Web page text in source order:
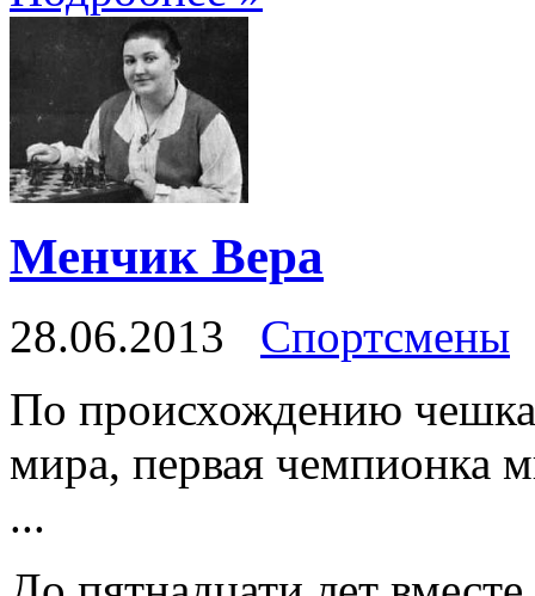
Менчик Вера
28.06.2013
Спортсмены
По происхождению
мира, первая чемпионка
...